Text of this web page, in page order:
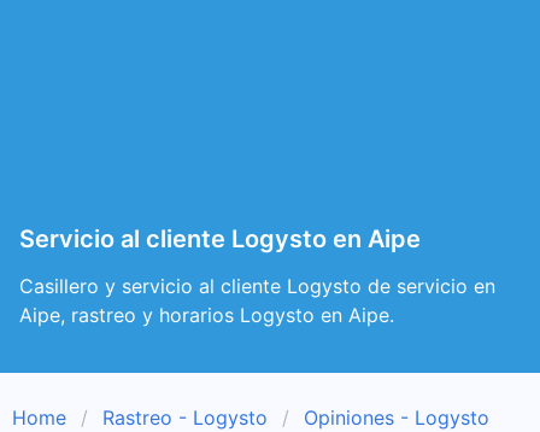
Servicio al cliente Logysto en Aipe
Casillero y servicio al cliente Logysto de servicio en
Aipe, rastreo y horarios Logysto en Aipe.
Home Rastreo - Logysto
Opiniones - Logysto